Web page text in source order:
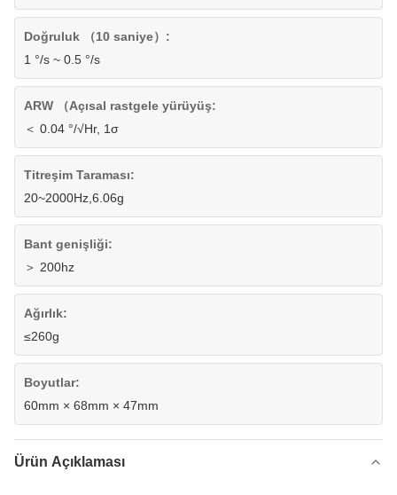
Doğruluk （10 saniye）:
1 °/s ~ 0.5 °/s
ARW （Açısal rastgele yürüyüş:
＜ 0.04 °/√Hr, 1σ
Titreşim Taraması:
20~2000Hz,6.06g
Bant genişliği:
＞ 200hz
Ağırlık:
≤260g
Boyutlar:
60mm × 68mm × 47mm
Ürün Açıklaması